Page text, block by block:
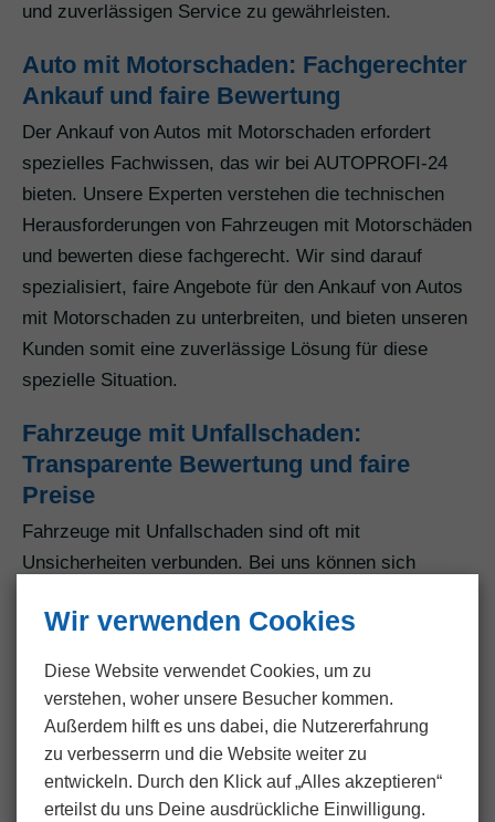
und zuverlässigen Service zu gewährleisten.
Auto mit Motorschaden: Fachgerechter
Ankauf und faire Bewertung
Der Ankauf von Autos mit Motorschaden erfordert
spezielles Fachwissen, das wir bei AUTOPROFI-24
bieten. Unsere Experten verstehen die technischen
Herausforderungen von Fahrzeugen mit Motorschäden
und bewerten diese fachgerecht. Wir sind darauf
spezialisiert, faire Angebote für den Ankauf von Autos
mit Motorschaden zu unterbreiten, und bieten unseren
Kunden somit eine zuverlässige Lösung für diese
spezielle Situation.
Fahrzeuge mit Unfallschaden:
Transparente Bewertung und faire
Preise
Fahrzeuge mit Unfallschaden sind oft mit
Unsicherheiten verbunden. Bei uns können sich
Bewertung und faire Preise verlassen. Wir nehmen
zu begutachten, und bieten unseren Kunden einen
klaren Überblick über den Wert ihres Fahrzeugs.
Unser Ziel ist es, in dieser speziellen Situation durch
transparente Bewertung und faire Preise Sicherheit
und Verlässlichkeit zu schaffen.
Wir verwenden Cookies
Diese Website verwendet Cookies, um zu
verstehen, woher unsere Besucher kommen.
Außerdem hilft es uns dabei, die Nutzer­erfahrung
zu verbesserrn und die Website weiter zu
entwickeln. Durch den Klick auf „Alles akzeptieren“
erteilst du uns Deine ausdrückliche Einwilligung.